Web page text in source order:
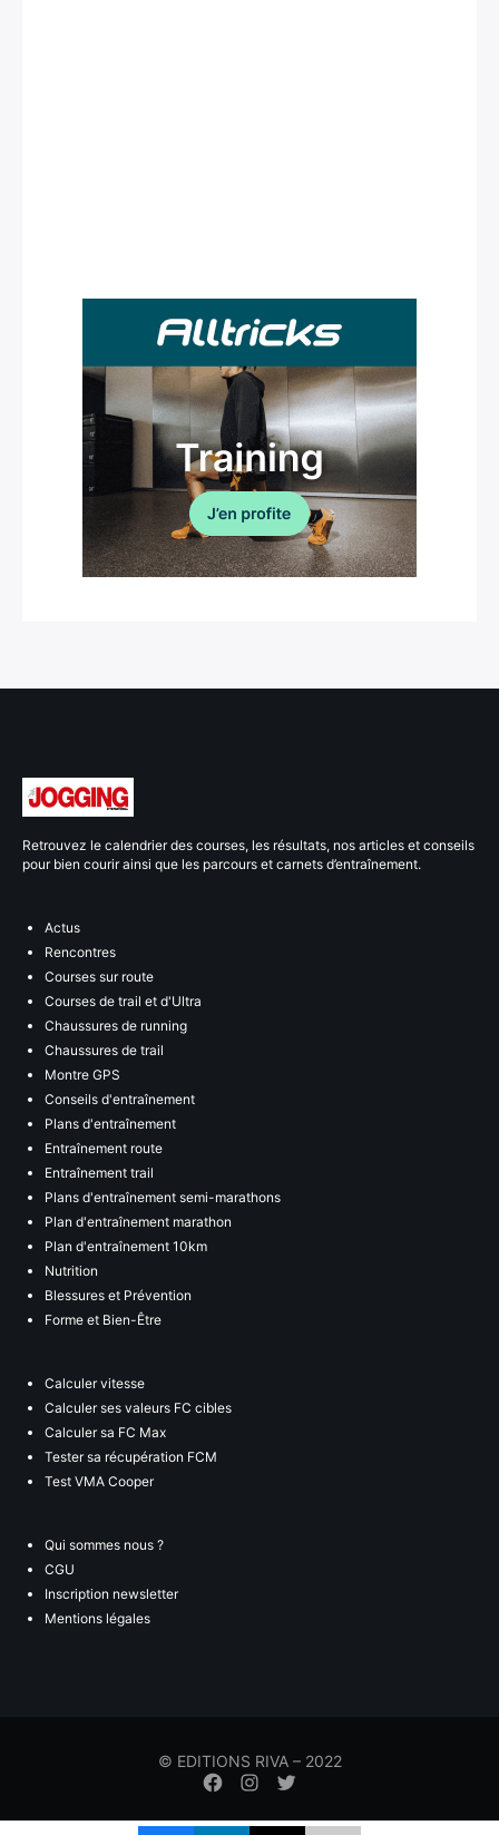
Retrouvez le calendrier des courses, les résultats, nos articles et conseils
pour bien courir ainsi que les parcours et carnets d’entraînement.
Actus
Rencontres
Courses sur route
Courses de trail et d'Ultra
Chaussures de running
Chaussures de trail
Montre GPS
Conseils d'entraînement
Plans d'entraînement
Entraînement route
Entraînement trail
Plans d'entraînement semi-marathons
Plan d'entraînement marathon
Plan d'entraînement 10km
Nutrition
Blessures et Prévention
Forme et Bien-Être
Calculer vitesse
Calculer ses valeurs FC cibles
Calculer sa FC Max
Tester sa récupération FCM
Test VMA Cooper
Qui sommes nous ?
CGU
Inscription newsletter
Mentions légales
© EDITIONS RIVA – 2022
Élément
menude
de